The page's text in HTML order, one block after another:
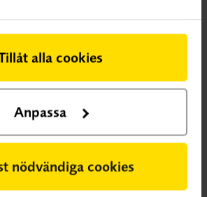
alla cookies
Anpassa
nödvändiga cookies
En vetenskaplig
att systematiska översikter visar på osäker
systematiska översikter.
på SBU:s webbplats. Ett syfte är att